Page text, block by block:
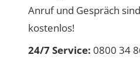
Anruf und Gespräch
kostenlos!
24/7 Service: 0800 34